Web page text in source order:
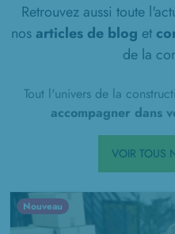
Retrouvez aussi toute
nosarticles de blog et
de la
Tout l'univers de la
accompagner dans
VOIR TOUS
Nouveau